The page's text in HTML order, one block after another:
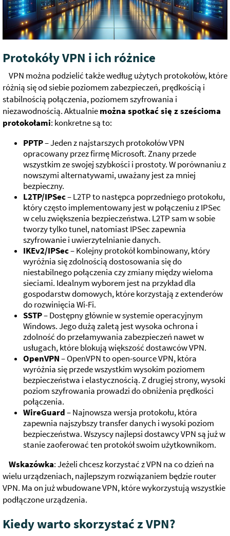
Protokóły VPN i ich różnice
VPN można podzielić także według użytych protokołów, które
różnią się od siebie poziomem zabezpieczeń, prędkością i
stabilnością połączenia, poziomem szyfrowania i
niezawodnością. Aktualniemożna spotkać się z sześcioma
protokołami: konkretne są to:
PPTP– Jeden z najstarszych protokołów VPN
opracowany przez firmę Microsoft. Znany przede
wszystkim ze swojej szybkości i prostoty. W porównaniu z
nowszymi alternatywami, uważany jest za mniej
bezpieczny.
L2TP/IPSec– L2TP to następca poprzedniego protokołu,
który często implementowany jest w połączeniu z IPSec
w celu zwiększenia bezpieczeństwa. L2TP sam w sobie
tworzy tylko tunel, natomiast IPSec zapewnia
szyfrowanie i uwierzytelnianie danych.
IKEv2/IPSec– Kolejny protokół kombinowany, który
wyróżnia się zdolnością dostosowania się do
niestabilnego połączenia czy zmiany między wieloma
sieciami. Idealnym wyborem jest na przykład dla
gospodarstw domowych, które korzystają z extenderów
do rozwinięcia Wi-Fi.
SSTP– Dostępny głównie w systemie operacyjnym
Windows. Jego dużą zaletą jest wysoka ochrona i
zdolność do przełamywania zabezpieczeń nawet w
usługach, które blokują większość dostawców VPN.
OpenVPN– OpenVPN to open-source VPN, która
wyróżnia się przede wszystkim wysokim poziomem
bezpieczeństwa i elastycznością. Z drugiej strony, wysoki
poziom szyfrowania prowadzi do obniżenia prędkości
połączenia.
WireGuard– Najnowsza wersja protokołu, która
zapewnia najszybszy transfer danych i wysoki poziom
bezpieczeństwa. Wszyscy najlepsi dostawcy VPN są już w
stanie zaoferować ten protokół swoim użytkownikom.
Wskazówka: Jeżeli chcesz korzystać z VPN na co dzień na
wielu urządzeniach, najlepszym rozwiązaniem będzie router
VPN. Ma on już wbudowane VPN, które wykorzystują wszystkie
podłączone urządzenia.
Kiedy warto skorzystać z VPN?